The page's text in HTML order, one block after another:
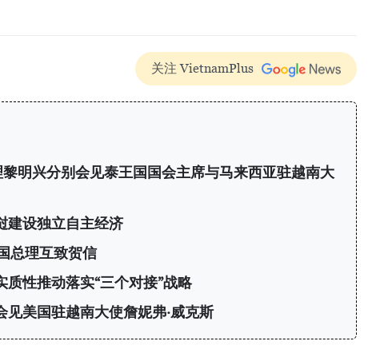
关注 VietnamPlus
明兴分别会见泰王国国会主席与马来西亚驻越南大
建设独立自主经济
总理互致贺信
质性推动落实“三个对接”战略
见美国驻越南大使詹妮弗·威克斯